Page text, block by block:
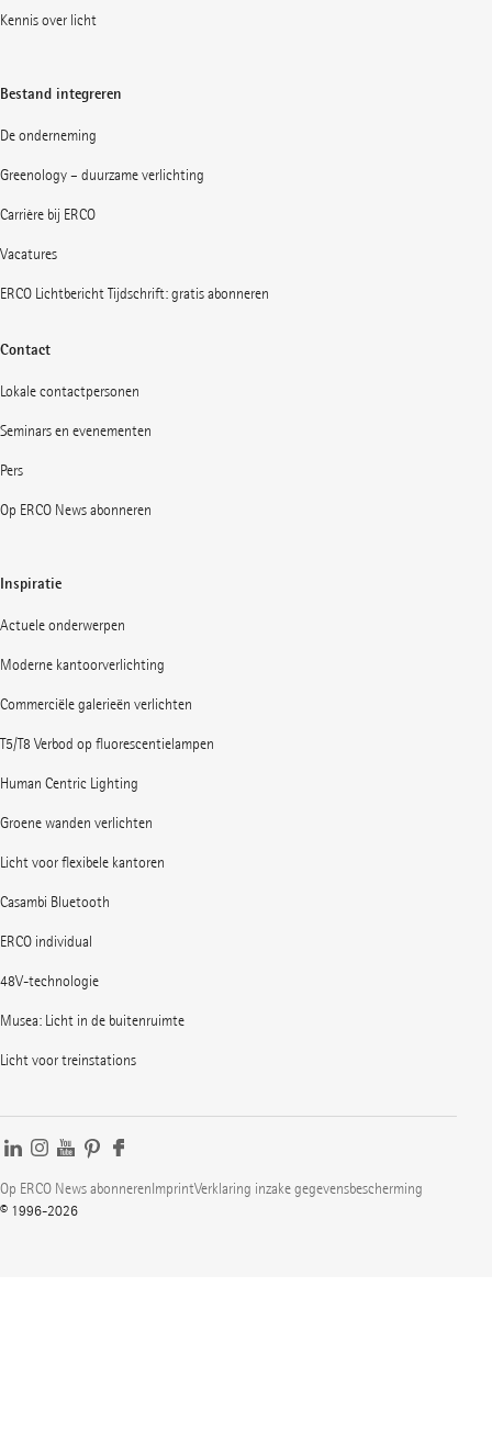
Kennis over licht
Bestand integreren
De onderneming
Greenology – duurzame verlichting
Carrière bij ERCO
Vacatures
ERCO Lichtbericht Tijdschrift: gratis abonneren
Contact
Lokale contactpersonen
Seminars en evenementen
Pers
Op ERCO News abonneren
Inspiratie
Actuele onderwerpen
Moderne kantoorverlichting
Commerciële galerieën verlichten
T5/T8 Verbod op fluorescentielampen
Human Centric Lighting
Groene wanden verlichten
Licht voor flexibele kantoren
Casambi Bluetooth
ERCO individual
48V-technologie
Musea: Licht in de buitenruimte
Licht voor treinstations
Op ERCO News abonnerenImprintVerklaring inzake gegevensbescherming
© 1996-2026